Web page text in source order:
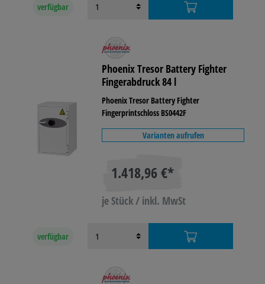
verfügbar
Phoenix Tresor Battery Fighter
Fingerabdruck 84 l
Phoenix Tresor Battery Fighter
Fingerprintschloss BS0442F
Varianten aufrufen
1.418,96 €*
je Stück / inkl. MwSt
verfügbar